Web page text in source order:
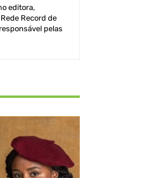
editora,
Record de
pelas